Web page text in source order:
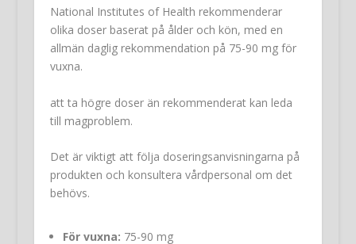
National Institutes of Health rekommenderar
olika doser baserat på ålder och kön, med en
allmän daglig rekommendation på 75-90 mg för
vuxna.
att ta högre doser än rekommenderat kan leda
till magproblem.
Det är viktigt att följa doseringsanvisningarna på
produkten och konsultera vårdpersonal om det
behövs.
För vuxna: 75-90 mg